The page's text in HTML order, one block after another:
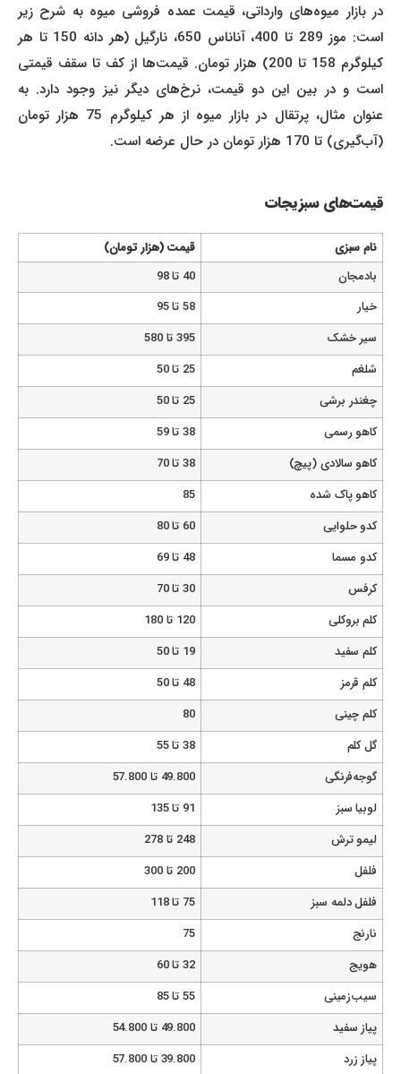
در بازار میوه‌های وارداتی، قیمت عمده‌ فروشی میوه به شرح زیر
است: موز 289 تا 400، آناناس 650، نارگیل (هر دانه 150 تا هر
کیلوگرم 158 تا 200) هزار تومان. قیمت‌ها از کف تا سقف قیمتی
است و در بین این دو قیمت، نرخ‌های دیگر نیز وجود دارد. به
عنوان مثال، پرتقال در بازار میوه از هر کیلوگرم 75 هزار تومان
(آب‌گیری) تا 170 هزار تومان در حال عرضه است.
قیمت‌های سبزیجات
نام سبزی
قیمت (هزار تومان)
بادمجان
خیار
سیر خشک
395 تا 580
شلغم
چغندر برشی
کاهو رسمی
کاهو سالادی (پیچ)
کاهو پاک شده
کدو حلوایی
کدو مسما
کرفس
کلم بروکلی
120 تا 180
کلم سفید
کلم قرمز
کلم چینی
گل کلم
گوجه‌فرنگی
49.800 تا 57.800
لوبیا سبز
لیمو ترش
248 تا 278
فلفل
200 تا 300
فلفل دلمه سبز
نارنج
هویج
سیب‌زمینی
پیاز سفید
49.800 تا 54.800
پیاز زرد
39.800 تا 57.800